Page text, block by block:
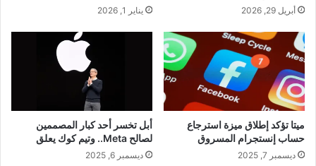
أبريل 29, 2026 يناير 1, 2026
ميتا تؤكد إطلاق ميزة استرجاع
حساب إنستجرام المسروق
ديسمبر 7, 2025
أبل تخسر أحد كبار المصممين
لصالح Meta.. وتيم كوك يعلق
ديسمبر 6, 2025